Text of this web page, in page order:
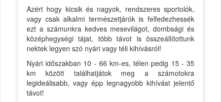
Azért hogy kicsik és nagyok, rendszeres sportolók,
vagy csak alkalmi természetjárók is felfedezhessék
ezt a számunkra kedves mesevilágot, dombsági és
középhegységi tájat, több távot is összeállítottunk
nektek legyen szó nyári vagy téli kihívásról!
Nyári időszakban 10 - 66 km-es, télen pedig 15 - 35
km között találhatjátok meg a számotokra
legideálisabb, vagy épp legnagyobb kihívást jelentő
távot!